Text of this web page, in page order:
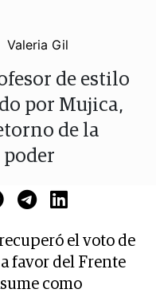
Valeria Gil
de estilo
por Mujica,
de la
el voto de
favor del Frente
como